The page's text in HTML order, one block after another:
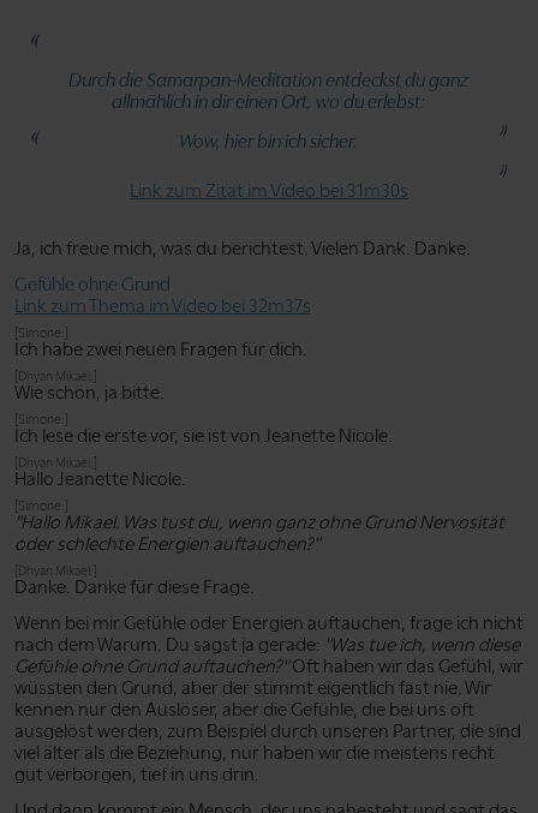
Durch die Samarpan-Meditation entdeckst du ganz
allmählich in dir einen Ort, wo du erlebst:
Wow, hier bin ich sicher.
Link zum Zitat im Video bei 31m30s
Ja, ich freue mich, was du berichtest. Vielen Dank. Danke.
Gefühle ohne Grund
Link zum Thema im Video bei 32m37s
[Simone:]
Ich habe zwei neuen Fragen für dich.
[Dhyan Mikael:]
Wie schön, ja bitte.
[Simone:]
Ich lese die erste vor, sie ist von Jeanette Nicole.
[Dhyan Mikael:]
Hallo Jeanette Nicole.
[Simone:]
"Hallo Mikael. Was tust du, wenn ganz ohne Grund Nervosität
oder schlechte Energien auftauchen?"
[Dhyan Mikael:]
Danke. Danke für diese Frage.
Wenn bei mir Gefühle oder Energien auftauchen, frage ich nicht
nach dem Warum. Du sagst ja gerade: "Was tue ich, wenn diese
Gefühle ohne Grund auftauchen?"Oft haben wir das Gefühl, wir
wüssten den Grund, aber der stimmt eigentlich fast nie. Wir
kennen nur den Auslöser, aber die Gefühle, die bei uns oft
ausgelöst werden, zum Beispiel durch unseren Partner, die sind
viel älter als die Beziehung, nur haben wir die meistens recht
gut verborgen, tief in uns drin.